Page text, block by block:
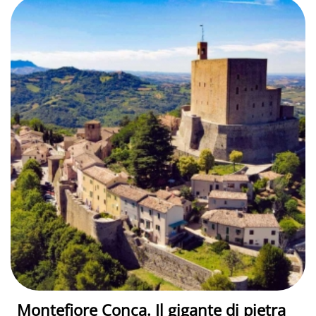
Montefiore Conca. Il gigante di pietra